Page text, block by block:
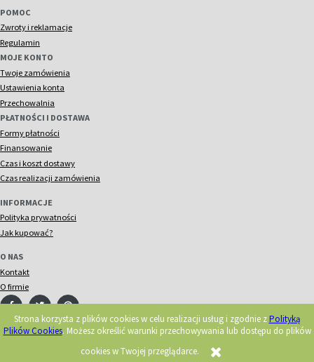
Strona korzysta z plików cookies w celu realizacji usług i zgodnie zPolityką
Plików Cookies. Możesz określić warunki przechowywania lub dostępu do plików
cookies w Twojej przeglądarce.
POMOC
Zwroty i reklamacje
Regulamin
MOJE KONTO
Twoje zamówienia
Ustawienia konta
Przechowalnia
PŁATNOŚCI I DOSTAWA
Formy płatności
Finansowanie
Czas i koszt dostawy
Czas realizacji zamówienia
INFORMACJE
Polityka prywatności
Jak kupować?
O NAS
Kontakt
O firmie
© 2018 Acorn. Wszelkie prawa zastrzeżone.